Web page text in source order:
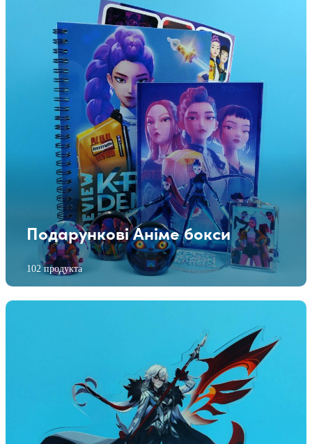
Подарункові Аніме бокси
102 продукта